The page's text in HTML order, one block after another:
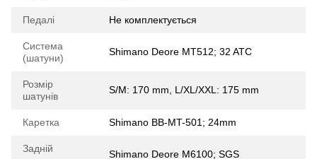
Педалі Не комплектується
Система
(шатуни)
Shimano Deore MT512; 32 ATC
Розмір
шатунів
S/M: 170 mm, L/XL/XXL: 175 mm
Каретка Shimano BB-MT-501; 24mm
Задній
Shimano Deore M6100; SGS